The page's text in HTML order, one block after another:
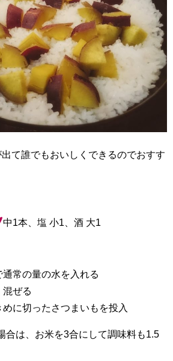
て誰でもおいしくできるのでおすす
中1本、塩 小1、酒 大1
常の量の水を入れる
混ぜる
に切ったさつまいもを投入
合は、お米を3合にして調味料も1.5